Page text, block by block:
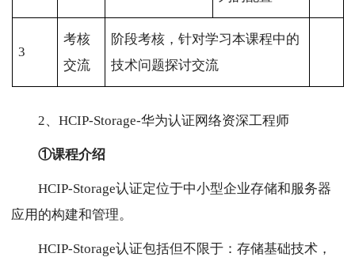
3
考核
交流
阶段考核，针对学习本课程中的
技术问题探讨交流
2、HCIP-Storage-华为认证网络资深工程师
①课程介绍
HCIP-Storage认证定位于中小型企业存储和服务器
应用的构建和管理。
HCIP-Storage认证包括但不限于：存储基础技术，